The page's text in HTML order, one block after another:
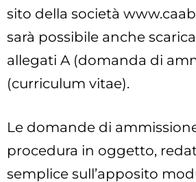
sito della società
sarà possibile anche
allegati A (domanda di
(curriculum vitae).
Le domande di
procedura in oggetto,
semplice sull’apposito